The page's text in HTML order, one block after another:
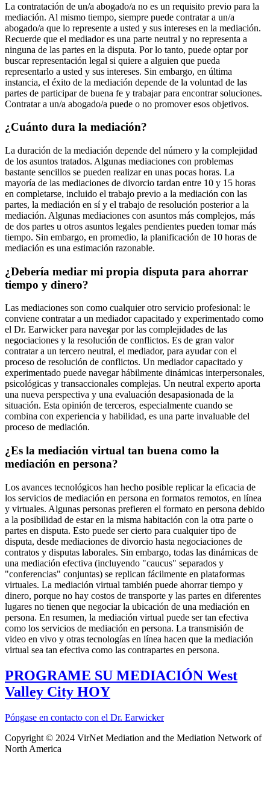
La contratación de un/a abogado/a no es un requisito previo para la
mediación. Al mismo tiempo, siempre puede contratar a un/a
abogado/a que lo represente a usted y sus intereses en la mediación.
Recuerde que el mediador es una parte neutral y no representa a
ninguna de las partes en la disputa. Por lo tanto, puede optar por
buscar representación legal si quiere a alguien que pueda
representarlo a usted y sus intereses. Sin embargo, en última
instancia, el éxito de la mediación depende de la voluntad de las
partes de participar de buena fe y trabajar para encontrar soluciones.
Contratar a un/a abogado/a puede o no promover esos objetivos.
¿Cuánto dura la mediación?
La duración de la mediación depende del número y la complejidad
de los asuntos tratados. Algunas mediaciones con problemas
bastante sencillos se pueden realizar en unas pocas horas. La
mayoría de las mediaciones de divorcio tardan entre 10 y 15 horas
en completarse, incluido el trabajo previo a la mediación con las
partes, la mediación en sí y el trabajo de resolución posterior a la
mediación. Algunas mediaciones con asuntos más complejos, más
de dos partes u otros asuntos legales pendientes pueden tomar más
tiempo. Sin embargo, en promedio, la planificación de 10 horas de
mediación es una estimación razonable.
¿Debería mediar mi propia disputa para ahorrar
tiempo y dinero?
Las mediaciones son como cualquier otro servicio profesional: le
conviene contratar a un mediador capacitado y experimentado como
el Dr. Earwicker para navegar por las complejidades de las
negociaciones y la resolución de conflictos. Es de gran valor
contratar a un tercero neutral, el mediador, para ayudar con el
proceso de resolución de conflictos. Un mediador capacitado y
experimentado puede navegar hábilmente dinámicas interpersonales,
psicológicas y transaccionales complejas. Un neutral experto aporta
una nueva perspectiva y una evaluación desapasionada de la
situación. Esta opinión de terceros, especialmente cuando se
combina con experiencia y habilidad, es una parte invaluable del
proceso de mediación.
¿Es la mediación virtual tan buena como la
mediación en persona?
Los avances tecnológicos han hecho posible replicar la eficacia de
los servicios de mediación en persona en formatos remotos, en línea
y virtuales. Algunas personas prefieren el formato en persona debido
a la posibilidad de estar en la misma habitación con la otra parte o
partes en disputa. Esto puede ser cierto para cualquier tipo de
disputa, desde mediaciones de divorcio hasta negociaciones de
contratos y disputas laborales. Sin embargo, todas las dinámicas de
una mediación efectiva (incluyendo "caucus" separados y
"conferencias" conjuntas) se replican fácilmente en plataformas
virtuales. La mediación virtual también puede ahorrar tiempo y
dinero, porque no hay costos de transporte y las partes en diferentes
lugares no tienen que negociar la ubicación de una mediación en
persona. En resumen, la mediación virtual puede ser tan efectiva
como los servicios de mediación en persona. La transmisión de
video en vivo y otras tecnologías en línea hacen que la mediación
virtual sea tan efectiva como las contrapartes en persona.
PROGRAME SU MEDIACIÓN West
Valley City HOY
Póngase en contacto con el Dr. Earwicker
Copyright © 2024 VirNet Mediation and the Mediation Network of
North America